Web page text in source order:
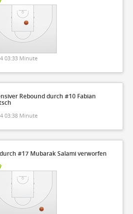
03:33 Minute
Rebound durch #10 Fabian
03:38 Minute
#17 Mubarak Salami verworfen